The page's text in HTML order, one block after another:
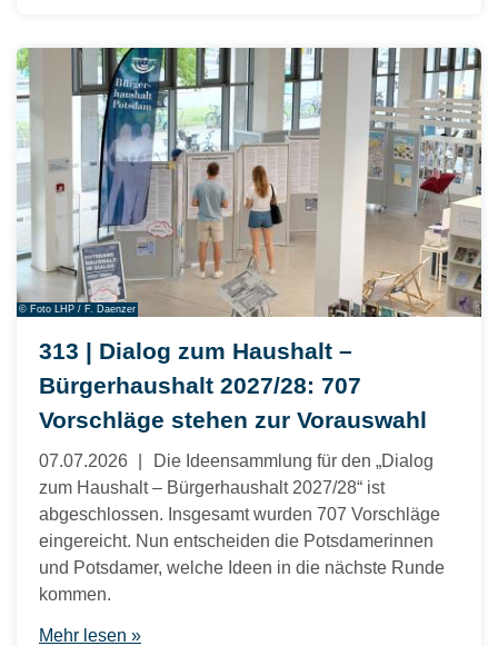
© Foto LHP / F. Daenzer
313 | Dialog zum Haushalt –
Bürgerhaushalt 2027/28: 707
Vorschläge stehen zur Vorauswahl
07.07.2026
Die Ideensammlung für den „Dialog
zum Haushalt – Bürgerhaushalt 2027/28“ ist
abgeschlossen. Insgesamt wurden 707 Vorschläge
eingereicht. Nun entscheiden die Potsdamerinnen
und Potsdamer, welche Ideen in die nächste Runde
kommen.
Mehr lesen »